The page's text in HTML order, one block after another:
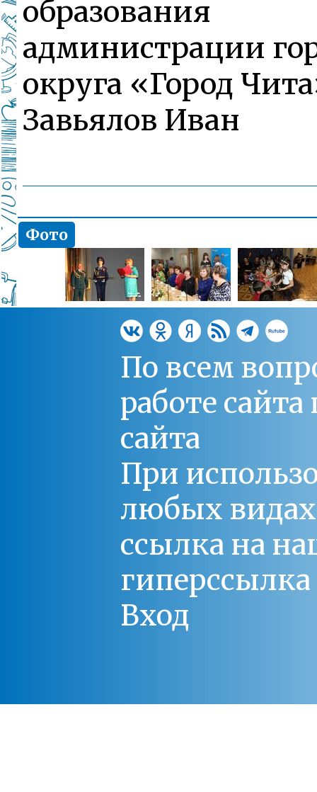
образования
администрации
округа «Город
Завьялов Иван
Фото
По всем
работе
сайта
При
любых
ссылка на
Вход